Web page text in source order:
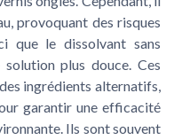
provoquant des risques
que le dissolvant sans
plus douce. Ces
ingrédients alternatifs,
garantir une efficacité
Ils sont souvent